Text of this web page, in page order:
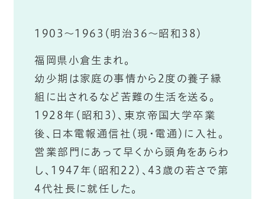
1903〜1963（明治36〜昭和38）
福岡県小倉生まれ。
幼少期は家庭の事情から2度の養子縁
組に出されるなど苦難の生活を送る。
1928年（昭和3）、東京帝国大学卒業
後、日本電報通信社（現・電通）に入社。
営業部門にあって早くから頭角をあらわ
し、1947年（昭和22）、43歳の若さで第
4代社長に就任した。